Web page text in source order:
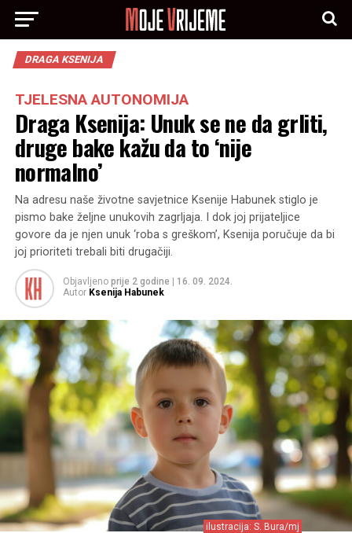
DRAGA KSENIJA
TJELESNA AUTONOMIJA
Draga Ksenija: Unuk se ne da grliti,
druge bake kažu da to ‘nije
normalno’
Na adresu naše životne savjetnice Ksenije Habunek stiglo je
pismo bake željne unukovih zagrljaja. I dok joj prijateljice
govore da je njen unuk ‘roba s greškom’, Ksenija poručuje da bi
joj prioriteti trebali biti drugačiji.
Objavljeno prije 2 godine
16. 09. 2024.
Autor Ksenija Habunek
ilustracija: S. Bura/mj